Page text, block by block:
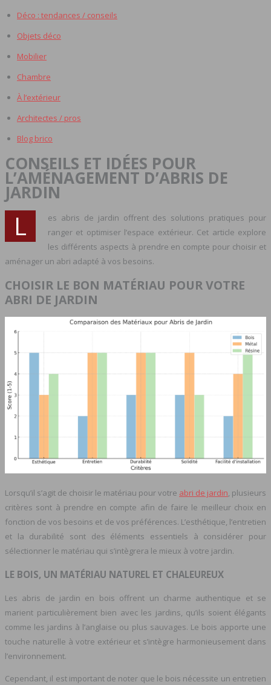
Déco : tendances / conseils
Objets déco
Mobilier
Chambre
À l’extérieur
Architectes / pros
Blog brico
CONSEILS ET IDÉES POUR
L’AMÉNAGEMENT D’ABRIS DE
JARDIN
L
es abris de jardin offrent des solutions pratiques pour
ranger et optimiser l’espace extérieur. Cet article explore
les différents aspects à prendre en compte pour choisir et
aménager un abri adapté à vos besoins.
CHOISIR LE BON MATÉRIAU POUR VOTRE
ABRI DE JARDIN
Lorsqu’il s’agit de choisir le matériau pour votre abri de jardin , plusieurs
critères sont à prendre en compte afin de faire le meilleur choix en
fonction de vos besoins et de vos préférences. L’esthétique, l’entretien
et la durabilité sont des éléments essentiels à considérer pour
sélectionner le matériau qui s’intègrera le mieux à votre jardin.
LE BOIS, UN MATÉRIAU NATUREL ET CHALEUREUX
Les abris de jardin en bois offrent un charme authentique et se
marient particulièrement bien avec les jardins, qu’ils soient élégants
comme les jardins à l’anglaise ou plus sauvages. Le bois apporte une
touche naturelle à votre extérieur et s’intègre harmonieusement dans
l’environnement.
Cependant, il est important de noter que le bois nécessite un entretien